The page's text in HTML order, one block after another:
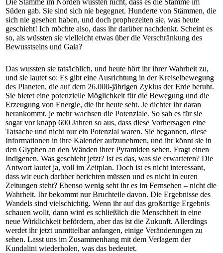
Süden gab. Sie sind sich nie begegnet. Hunderte von Stämmen, die
sich nie gesehen haben, und doch prophezeiten sie, was heute
geschieht! Ich möchte also, dass ihr darüber nachdenkt. Scheint es
so, als wüssten sie vielleicht etwas über die Verschränkung des
Bewusstseins und Gaia?
Das wussten sie tatsächlich, und heute hört ihr ihrer Wahrheit zu,
und sie lautet so: Es gibt eine Ausrichtung in der Kreiselbewegung
des Planeten, die auf dem 26.000-jährigen Zyklus der Erde beruht.
Sie bietet eine potenzielle Möglichkeit für die Bewegung und die
Erzeugung von Energie, die ihr heute seht. Je dichter ihr daran
herankommt, je mehr wachsen die Potenziale. So sah es für sie
sogar vor knapp 600 Jahren so aus, dass diese Vorhersagen eine
Tatsache und nicht nur ein Potenzial waren. Sie begannen, diese
Informationen in ihre Kalender aufzunehmen, und ihr könnt sie in
den Glyphen an den Wänden ihrer Pyramiden sehen. Fragt einen
Indigenen. Was geschieht jetzt? Ist es das, was sie erwarteten? Die
Antwort lautet ja, voll im Zeitplan. Doch ist es nicht interessant,
dass wir euch darüber berichten müssen und es nicht in euren
Zeitungen steht? Ebenso wenig seht ihr es im Fernsehen – nicht die
Wahrheit. Ihr bekommt nur Bruchteile davon. Die Ergebnisse des
Wandels sind vielschichtig. Wenn ihr auf das großartige Ergebnis
schauen wollt, dann wird es schließlich die Menschheit in eine
neue Wirklichkeit befördern, aber das ist die Zukunft. Allerdings
werdet ihr jetzt unmittelbar anfangen, einige Veränderungen zu
sehen. Lasst uns im Zusammenhang mit dem Verlagern der
Kundalini wiederholen, was das bedeutet.